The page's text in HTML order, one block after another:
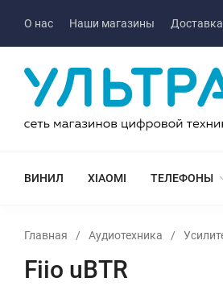
О нас Наши магазины Доставка
ВИНИЛ XIAOMI ТЕЛЕФОНЫ
Главная / Аудиотехника /
Fiio uBTR